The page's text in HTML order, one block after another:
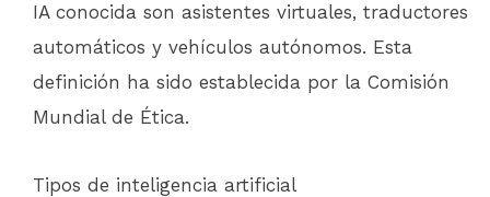
IA conocida son asistentes virtuales, traductores
automáticos y vehículos autónomos. Esta
definición ha sido establecida por la Comisión
Mundial de Ética.
Tipos de inteligencia artificial